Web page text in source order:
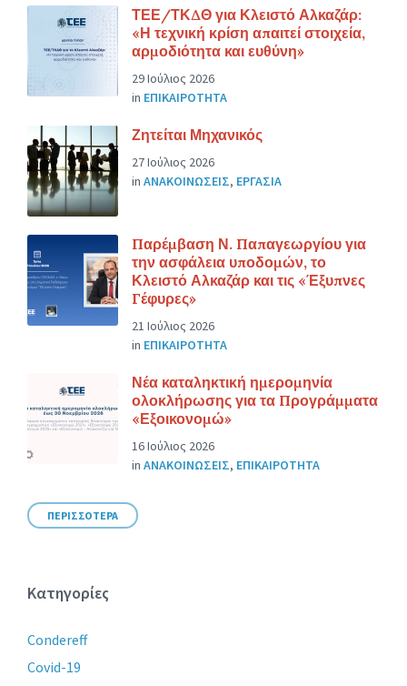
ΤΕΕ/ΤΚΔΘ για Κλειστό Αλκαζάρ:
«Η τεχνική κρίση απαιτεί στοιχεία,
αρμοδιότητα και ευθύνη»
29 Ιούλιος 2026
in ΕΠΙΚΑΙΡΟΤΗΤΑ
Ζητείται Μηχανικός
27 Ιούλιος 2026
in ΑΝΑΚΟΙΝΩΣΕΙΣ, ΕΡΓΑΣΙΑ
Παρέμβαση Ν. Παπαγεωργίου για
την ασφάλεια υποδομών, το
Κλειστό Αλκαζάρ και τις «Έξυπνες
Γέφυρες»
21 Ιούλιος 2026
in ΕΠΙΚΑΙΡΟΤΗΤΑ
Νέα καταληκτική ημερομηνία
ολοκλήρωσης για τα Προγράμματα
«Εξοικονομώ»
16 Ιούλιος 2026
in ΑΝΑΚΟΙΝΩΣΕΙΣ, ΕΠΙΚΑΙΡΟΤΗΤΑ
ΠΕΡΙΣΣΟΤΕΡΑ
Κατηγορίες
Condereff
Covid-19